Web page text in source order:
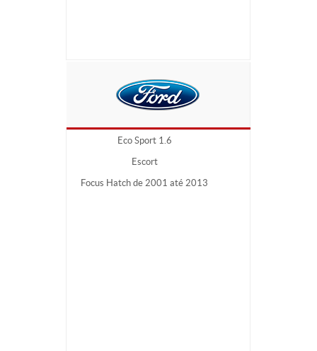
Eco Sport 1.6
Escort
Focus Hatch de 2001 até 2013